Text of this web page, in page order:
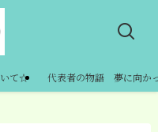
いて☆ 代表者の物語 夢に向か